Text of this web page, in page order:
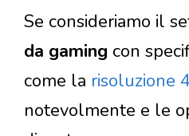
Se consideriamo il
da gaming con
come la risoluzione
notevolmente e le